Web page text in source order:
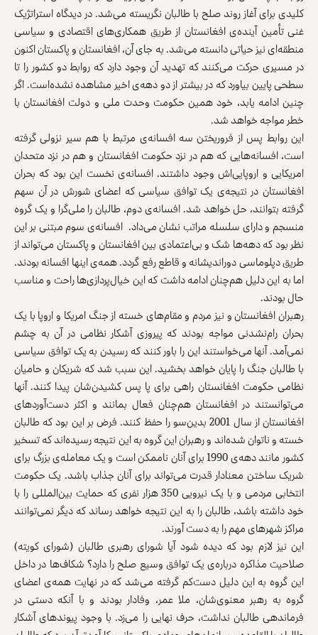
کلیدی برای آغاز روند صلح با طالبان نگریسته می‌شد. در دیدگاه استراتژیک
غنی تأمین آینده‌ی افغانستان از طریق همکاری‌های اقتصادی و سیاسی
منطقه‌ای نیز حیاتی دانسته می‌شد. به جای آن، افغانستان و پاکستان اکنون
در مسیری حرکت می‌کنند که تهدید آن وجود دارد که روابط دو کشور را تا
سطحی پایین بیاورد که در بیشتر از دو دهه‌ی اخیر مشاهده نشده‌است. اگر
چنین ادامه یابد، خود همین حکومت وحدت ملی و دولت افغانستان با
خطر مواجه خواهد شد.
این روابط پس از فروریختن سه افسانه‌ی مرتبط با هم سیر نزولی گرفته
است، افسانه‌هایی که هم در نزد حکومت افغانستان و هم در نزد متحدان
امریکایی و اروپایی‌اش وجود داشتند. افسانه‌ی نخست این بود که بحران
افغانستان در نتیجه‌ی یک توافق سیاسی که اعضای شورش در آن سهم
گرفته بتوانند، حل خواهد شد. افسانه‌ی دوم، طالبان را ملی‌گرا و یک گروه
منسجم و دارای سلسله‌ مراتب نشان می‌داد. افسانه‌ی سوم مبتنی بر این
نظر بود که دهه‌ها شک و بی‌اعتمادی بین افغانستان و پاکستان می‌تواند از
طریق دپلوماسی دوراندیشانه و قاطع رفع گردد. همه‌ی اینها افسانه بودند.
اما به این دلیل هم‌چنان ادامه داشت که این خیال‌پردازی‌ها راحت و مناسب
حال بودند.
رهبران افغانستان و نیز مردم و مقام‌های خسته از جنگ امریکا و اروپا با یک
بحران رام‌نشدنی مواجه بودند که پیروزی آشکار نظامی در آن به چشم
نمی‌آمد. آنها می‌خواستند این را باور کنند که رسیدن به یک توافق سیاسی
با طالبان جنگ را پایان خواهد بخشید. این سبب شد که شریکان و حامیان
نظامی حکومت افغانستان راهی برای پا پس کشیدن‌شان پیدا کنند. آنها
می‌توانستند در افغانستان هم‌چنان فعال بمانند و اکثر دست‌آوردهای
افغانستان از سال 2001 بدین‌سو را حفظ کنند. فرض بر این بود که طالبان
خسته‌ و ناتوان شده‌اند و رهبران این گروه به این نتیجه رسیده‌اند که تسخیر
کشور مانند دهه‌ی 1990 برای آنان ناممکن است و یک معامله‌ی بزرگ برای
شریک ساختن معنادار قدرت می‌تواند برای آنان جذاب باشد. یک حکومت
انتخابی مردمی و با یک نیرویی 350 هزار نفری که حمایت بین‌المللی را با
خود داشته باشد، طالبان را به این نتیجه خواهد رساند که دیگر نمی‌توانند
مراکز شهرهای مهم را به دست آورند.
این نیز لازم بود که دیده شود آیا شورای رهبری طالبان (شورای کویته)
صلاحیت مذاکره درباره‌ی یک توافق وسیع صلح را دارد؟ شکاف‌ها در داخل
این گروه به این دلیل دست‌کم گرفته می‌شد که در نهایت همه‌ی اعضای
گروه به رهبر معنوی‌شان، ملا عمر، وفادار بودند و با آنکه دستی در
فرماندهی طالبان نداشت، حرف نهایی را می‌زد. با وجود پیوندهای آشکار